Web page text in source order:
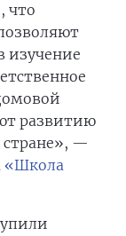
что
изучение
развитию
стране», —
«Школа